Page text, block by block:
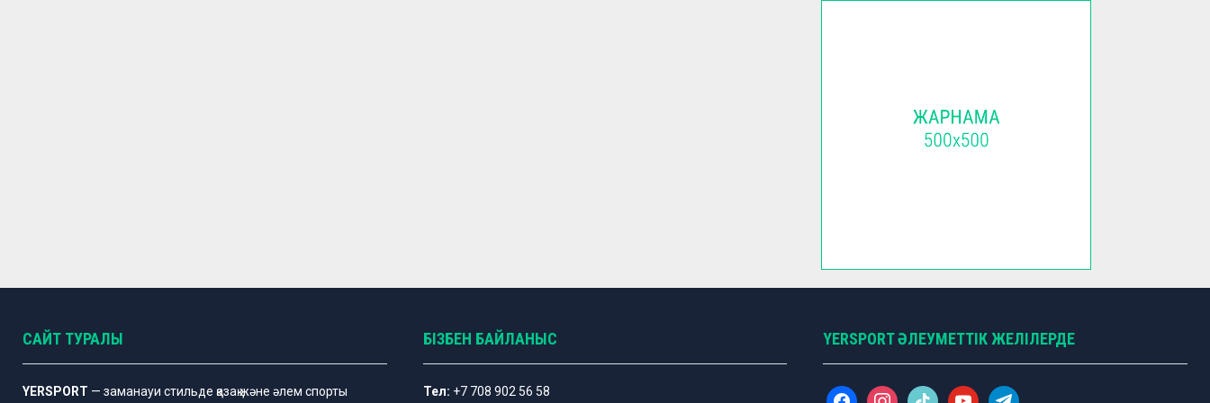
САЙТ ТУРАЛЫ
YERSPORT — заманауи стильде қазақ және әлем спорты
БІЗБЕН БАЙЛАНЫС
Тел: +7 708 902 56 58
YERSPORT ӘЛЕУМЕТТІК ЖЕЛІЛЕРДЕ
f i t y t